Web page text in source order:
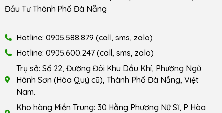
Đầu Tư Thành Phố Đà Nẵng
Hotline: 0905.588.879 (call, sms, zalo)
Hotline: 0905.600.247 (call, sms, zalo)
Trụ sở: Số 22, Đường Đôi Khu Dầu Khí, Phường Ngũ
Hành Sơn (Hòa Quý cũ), Thành Phố Đà Nẵng, Việt
Nam.
Kho hàng Miền Trung: 30 Hằng Phương Nữ Sĩ, P Hòa